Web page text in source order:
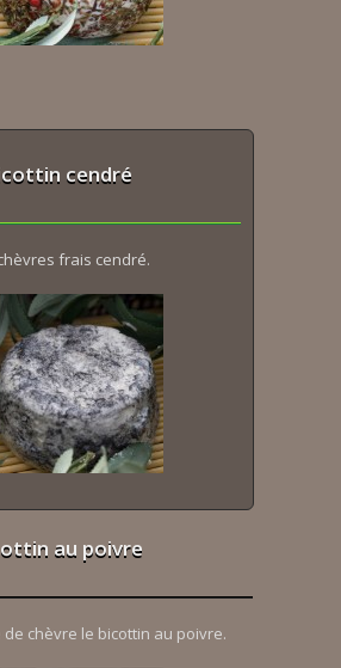
cendré
frais cendré.
au poivre
chèvre le bicottin au poivre.